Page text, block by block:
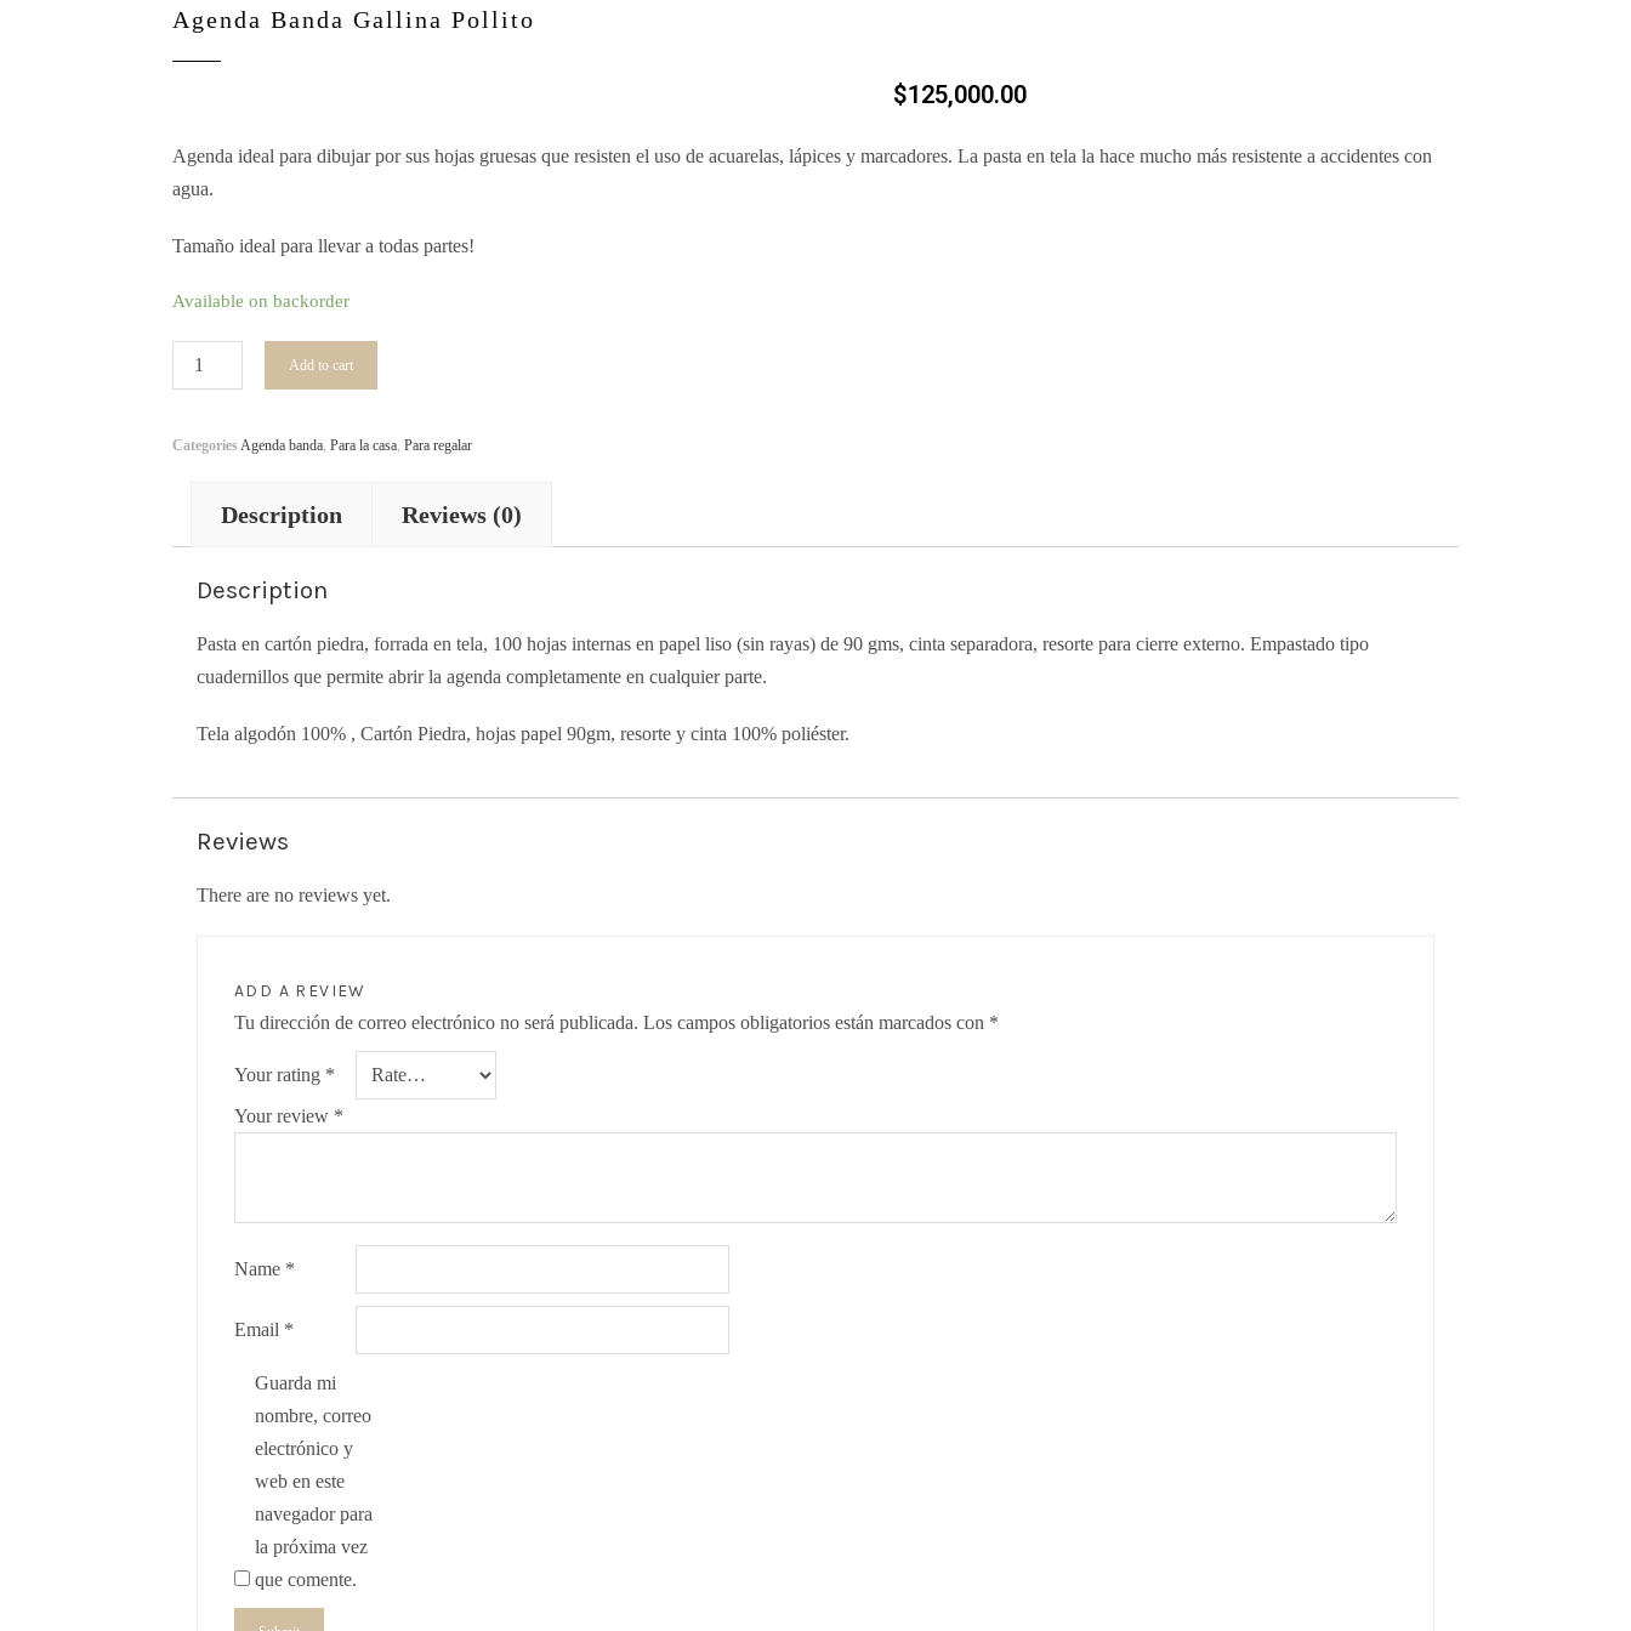
Agenda Banda Gallina Pollito
$125,000.00
Agenda ideal para dibujar por sus hojas gruesas que resisten el uso de acuarelas, lápices y marcadores. La pasta en tela la hace mucho más resistente a accidentes con
agua.
Tamaño ideal para llevar a todas partes!
Available on backorder
Agenda
Banda
Pollito
Add to cart
CategoriesAgenda banda, Para la casa, Para regalar
Description Reviews (0)
Description
Pasta en cartón piedra, forrada en tela, 100 hojas internas en papel liso (sin rayas) de 90 gms, cinta separadora, resorte para cierre externo. Empastado tipo
cuadernillos que permite abrir la agenda completamente en cualquier parte.
Tela algodón 100% , Cartón Piedra, hojas papel 90gm, resorte y cinta 100% poliéster.
Reviews
There are no reviews yet.
ADD A REVIEW
Tu dirección de correo electrónico no será publicada. Los campos obligatorios están marcados con *
Your rating *
Your review *
Name *
Email *
Guarda mi
nombre, correo
electrónico y
web en este
navegador para
la próxima vez
que comente.